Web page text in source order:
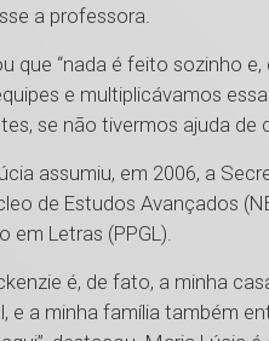
a professora.
que “nada é feito sozinho
e multiplicávamos
se não tivermos ajuda de
assumiu, em 2006, a
de Estudos Avançados
em Letras (PPGL).
é, de fato, a minha
e a minha família também